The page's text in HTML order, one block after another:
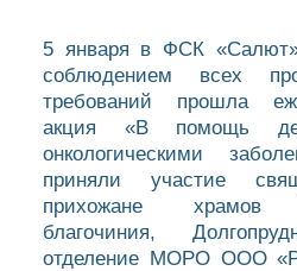
5 января в ФСК
соблюдением всех
требований прошла
акция «В помощь
онкологическими
приняли участие
прихожане храмов
благочиния,
отделение МОРО ООО